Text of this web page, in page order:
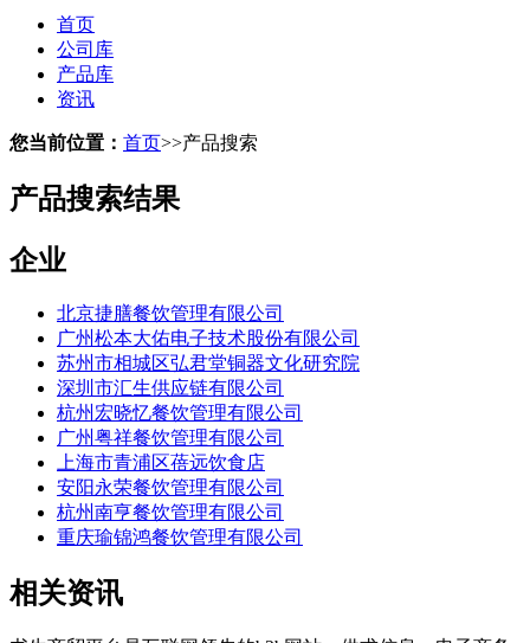
首页
公司库
产品库
资讯
您当前位置： 首页>>产品搜索
产品搜索结果
企业
北京捷膳餐饮管理有限公司
广州松本大佑电子技术股份有限公司
苏州市相城区弘君堂铜器文化研究院
深圳市汇生供应链有限公司
杭州宏晓忆餐饮管理有限公司
广州粤祥餐饮管理有限公司
上海市青浦区蓓远饮食店
安阳永荣餐饮管理有限公司
杭州南亨餐饮管理有限公司
重庆瑜锦鸿餐饮管理有限公司
相关资讯